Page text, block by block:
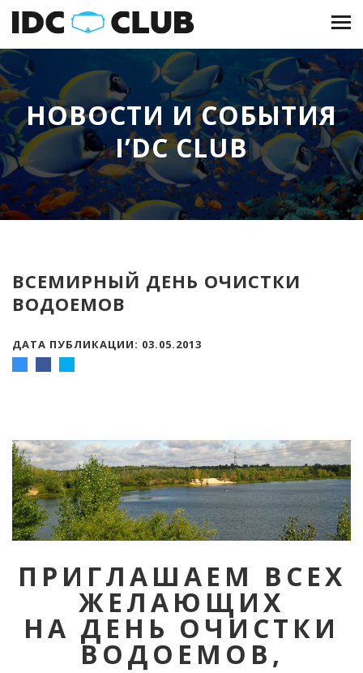
НОВОСТИ И СОБЫТИЯ
I’DC CLUB
ВСЕМИРНЫЙ ДЕНЬ ОЧИСТКИ
ВОДОЕМОВ
ДАТА ПУБЛИКАЦИИ: 03.05.2013
ПРИГЛАШАЕМ ВСЕХ
ЖЕЛАЮЩИХ
НА ДЕНЬ ОЧИСТКИ
ВОДОЕМОВ,